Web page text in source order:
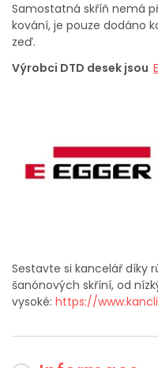
Samostatná skříň nemá
kování, je pouze dodáno
zeď.
Výrobci DTD desek jsou
Sestavte si kancelář díky
šanónových skříní, od
vysoké: https://